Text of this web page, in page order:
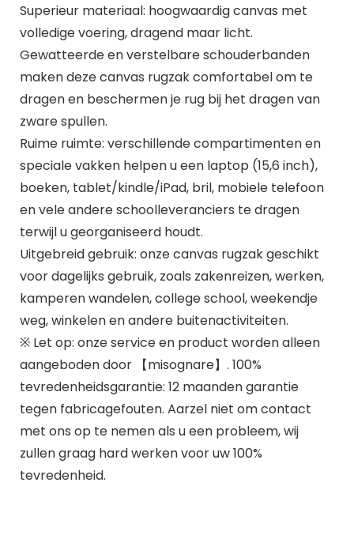
Superieur materiaal: hoogwaardig canvas met
volledige voering, dragend maar licht.
Gewatteerde en verstelbare schouderbanden
maken deze canvas rugzak comfortabel om te
dragen en beschermen je rug bij het dragen van
zware spullen.
Ruime ruimte: verschillende compartimenten en
speciale vakken helpen u een laptop (15,6 inch),
boeken, tablet/kindle/iPad, bril, mobiele telefoon
en vele andere schoolleveranciers te dragen
terwijl u georganiseerd houdt.
Uitgebreid gebruik: onze canvas rugzak geschikt
voor dagelijks gebruik, zoals zakenreizen, werken,
kamperen wandelen, college school, weekendje
weg, winkelen en andere buitenactiviteiten.
※ Let op: onze service en product worden alleen
aangeboden door 【misognare】. 100%
tevredenheidsgarantie: 12 maanden garantie
tegen fabricagefouten. Aarzel niet om contact
met ons op te nemen als u een probleem, wij
zullen graag hard werken voor uw 100%
tevredenheid.